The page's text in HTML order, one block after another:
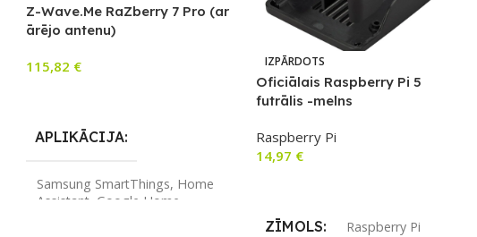
Z-Wave.Me RaZberry 7 Pro (ar
ārējo antenu)
115,82 €
APLIKĀCIJA
Samsung SmartThings, Home
Assistant Google Home
IZPĀRDOTS
Oficiālais Raspberry Pi 5
futrālis -melns
Raspberry Pi
14,97 €
ZĪMOLS Raspberry Pi